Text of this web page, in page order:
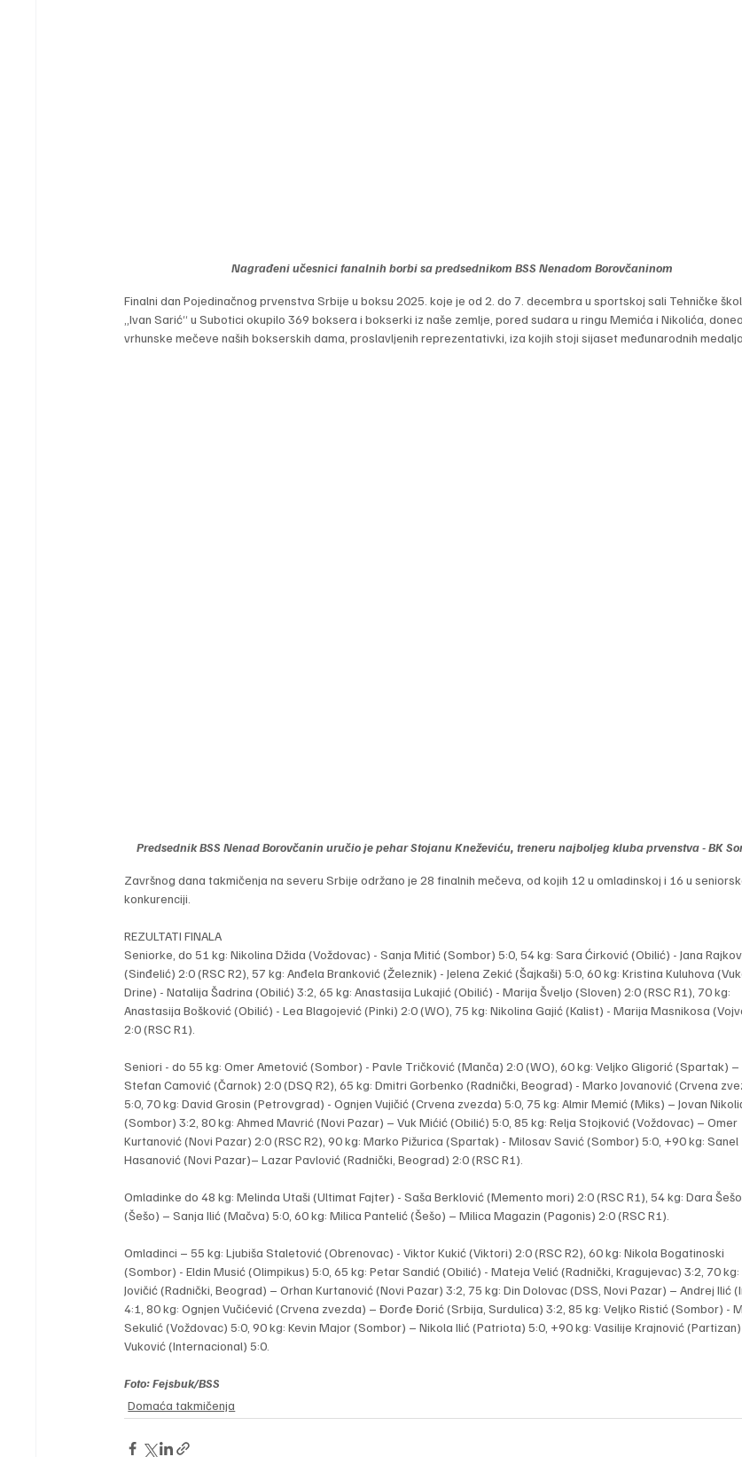
Nagrađeni učesnici fanalnih borbi sa predsednikom BSS Nenadom Borovčaninom
Finalni dan Pojedinačnog prvenstva Srbije u boksu 2025. koje je od 2. do 7. decembra u sportskoj sali Tehničke
„Ivan Sarić“ u Subotici okupilo 369 boksera i bokserki iz naše zemlje, pored sudara u ringu Memića i Nikolića,
vrhunske mečeve naših bokserskih dama, proslavljenih reprezentativki, iza kojih stoji sijaset međunarodnih medalja.
Predsednik BSS Nenad Borovčanin uručio je pehar Stojanu Kneževiću, treneru najboljeg kluba prvenstva - BK
Završnog dana takmičenja na severu Srbije održano je 28 finalnih mečeva, od kojih 12 u omladinskoj i 16 u
konkurenciji.
REZULTATI FINALA
Seniorke, do 51 kg: Nikolina Džida (Voždovac) - Sanja Mitić (Sombor) 5:0, 54 kg: Sara Ćirković (Obilić) - Jana
(Sinđelić) 2:0 (RSC R2), 57 kg: Anđela Branković (Železnik) - Jelena Zekić (Šajkaši) 5:0, 60 kg: Kristina Kuluhova
Drine) - Natalija Šadrina (Obilić) 3:2, 65 kg: Anastasija Lukajić (Obilić) - Marija Šveljo (Sloven) 2:0 (RSC R1), 70 kg:
Anastasija Bošković (Obilić) - Lea Blagojević (Pinki) 2:0 (WO), 75 kg: Nikolina Gajić (Kalist) - Marija Masnikosa
2:0 (RSC R1).
Seniori - do 55 kg: Omer Ametović (Sombor) - Pavle Tričković (Manča) 2:0 (WO), 60 kg: Veljko Gligorić (Spartak) –
Stefan Camović (Čarnok) 2:0 (DSQ R2), 65 kg: Dmitri Gorbenko (Radnički, Beograd) - Marko Jovanović (Crvena
5:0, 70 kg: David Grosin (Petrovgrad) - Ognjen Vujičić (Crvena zvezda) 5:0, 75 kg: Almir Memić (Miks) – Jovan
(Sombor) 3:2, 80 kg: Ahmed Mavrić (Novi Pazar) – Vuk Mićić (Obilić) 5:0, 85 kg: Relja Stojković (Voždovac) – Omer
Kurtanović (Novi Pazar) 2:0 (RSC R2), 90 kg: Marko Pižurica (Spartak) - Milosav Savić (Sombor) 5:0, +90 kg: Sanel
Hasanović (Novi Pazar)– Lazar Pavlović (Radnički, Beograd) 2:0 (RSC R1).
Omladinke do 48 kg: Melinda Utaši (Ultimat Fajter) - Saša Berklović (Memento mori) 2:0 (RSC R1), 54 kg: Dara Šešo
(Šešo) – Sanja Ilić (Mačva) 5:0, 60 kg: Milica Pantelić (Šešo) – Milica Magazin (Pagonis) 2:0 (RSC R1).
Omladinci – 55 kg: Ljubiša Staletović (Obrenovac) - Viktor Kukić (Viktori) 2:0 (RSC R2), 60 kg: Nikola Bogatinoski
(Sombor) - Eldin Musić (Olimpikus) 5:0, 65 kg: Petar Sandić (Obilić) - Mateja Velić (Radnički, Kragujevac) 3:2, 70 kg:
Jovičić (Radnički, Beograd) – Orhan Kurtanović (Novi Pazar) 3:2, 75 kg: Din Dolovac (DSS, Novi Pazar) – Andrej Ilić
4:1, 80 kg: Ognjen Vučićević (Crvena zvezda) – Đorđe Đorić (Srbija, Surdulica) 3:2, 85 kg: Veljko Ristić (Sombor) -
Sekulić (Voždovac) 5:0, 90 kg: Kevin Major (Sombor) – Nikola Ilić (Patriota) 5:0, +90 kg: Vasilije Krajnović (Partizan)
Vuković (Internacional) 5:0.
Foto: Fejsbuk/BSS
Domaća takmičenja